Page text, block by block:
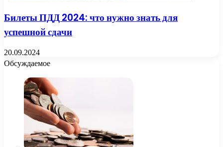
Билеты ПДД 2024: что нужно знать для
успешной сдачи
20.09.2024
Обсуждаемое